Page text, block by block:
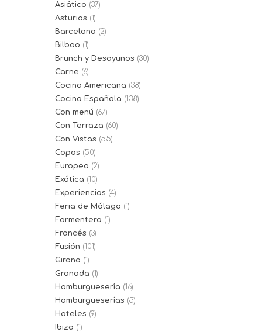
Asiático (37)
Asturias (1)
Barcelona (2)
Bilbao (1)
Brunch y Desayunos (30)
Carne (6)
Cocina Americana (38)
Cocina Española (138)
Con menú (67)
Con Terraza (60)
Con Vistas (55)
Copas (50)
Europea (2)
Exótica (10)
Experiencias (4)
Feria de Málaga (1)
Formentera (1)
Francés (3)
Fusión (101)
Girona (1)
Granada (1)
Hamburguesería (16)
Hamburgueserías (5)
Hoteles (9)
Ibiza (1)